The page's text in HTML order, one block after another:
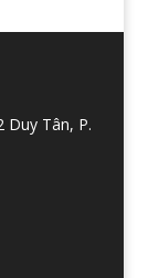
Duy Tân, P.